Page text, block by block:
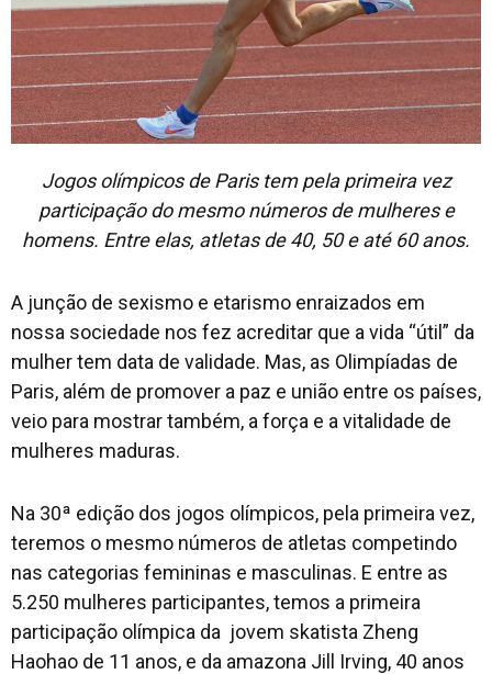
Jogos olímpicos de Paris tem pela primeira vez
participação do mesmo números de mulheres e
homens. Entre elas, atletas de 40, 50 e até 60 anos.
A junção de sexismo e etarismo enraizados em
nossa sociedade nos fez acreditar que a vida “útil” da
mulher tem data de validade. Mas, as Olimpíadas de
Paris, além de promover a paz e união entre os países,
veio para mostrar também, a força e a vitalidade de
mulheres maduras.
Na 30ª edição dos jogos olímpicos, pela primeira vez,
teremos o mesmo números de atletas competindo
nas categorias femininas e masculinas. E entre as
5.250 mulheres participantes, temos a primeira
participação olímpica da jovem skatista Zheng
Haohao de 11 anos, e da amazona Jill Irving, 40 anos